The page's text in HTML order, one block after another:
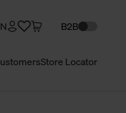
Store Locator
B2B